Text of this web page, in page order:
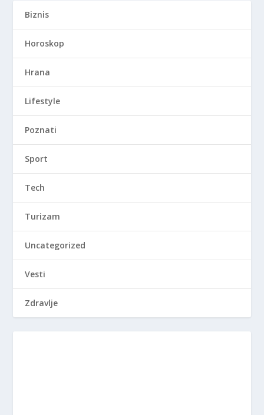
Biznis
Horoskop
Hrana
Lifestyle
Poznati
Sport
Tech
Turizam
Uncategorized
Vesti
Zdravlje